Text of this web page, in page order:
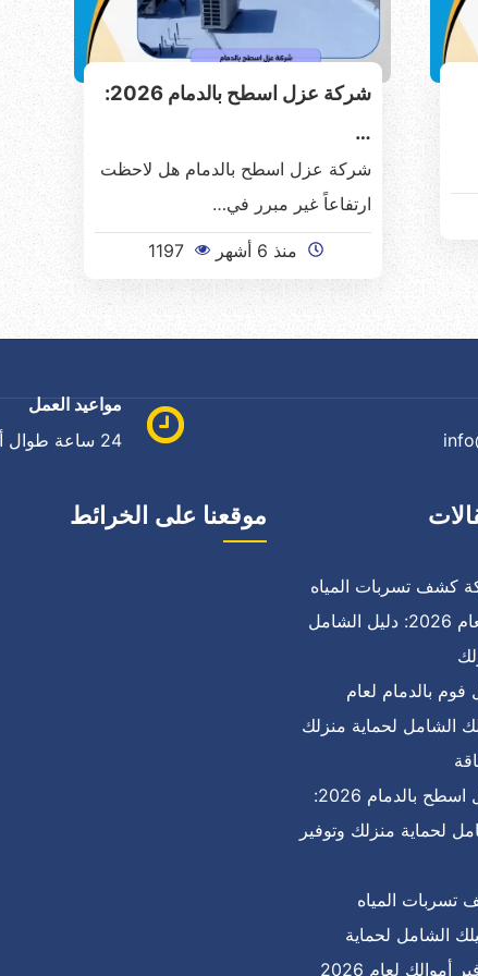
شركة عزل اسطح بالدمام 2026:
…
شركة عزل اسطح بالدمام هل لاحظت
ارتفاعاً غير مبرر في…
منذ 6 أشهر 1197
مواعيد العمل
24 ساعة طوال أيام الأسبوع
كشف تسربات المياه
بالاحساء لعام 2026: دليل الشامل
بالدمام لعام
دليلك الشامل لحماية منزلك
شركة عزل اسطح بالدمام 2026:
لحماية منزلك وتوفير
المياه
الشامل لحماية
أموالك لعام 2026
موقعنا على الخرائط